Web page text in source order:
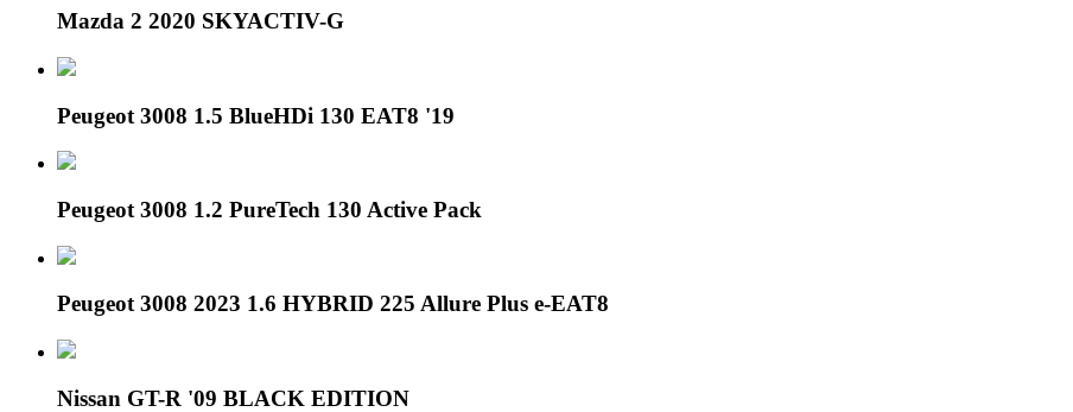
Mazda 2 2020 SKYACTIV-G
Peugeot 3008 1.5 BlueHDi 130 EAT8 '19
Peugeot 3008 1.2 PureTech 130 Active Pack
Peugeot 3008 2023 1.6 HYBRID 225 Allure Plus e-EAT8
Nissan GT-R '09 BLACK EDITION